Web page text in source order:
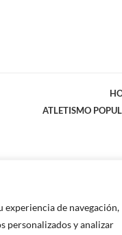
experiencia de navegación,
personalizados y analizar
ATLETISMO